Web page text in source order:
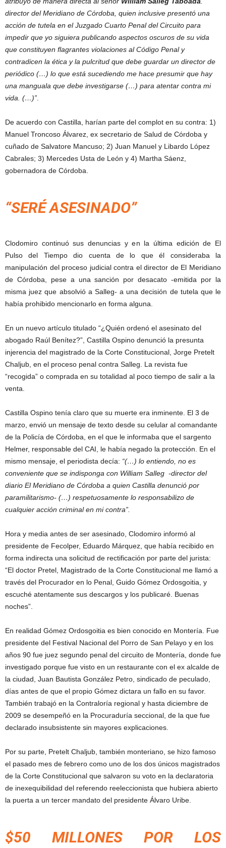
director del Meridiano de Córdoba, quien inclusive presentó una
acción de tutela en el Juzgado Cuarto Penal del Circuito para
impedir que yo siguiera publicando aspectos oscuros de su vida
que constituyen flagrantes violaciones al Código Penal y
contradicen la ética y la pulcritud que debe guardar un director de
periódico (…) lo que está sucediendo me hace presumir que hay
una manguala que debe investigarse (…) para atentar contra mi
vida. (…)”
De acuerdo con Castilla, harían parte del complot en su contra: 1)
Manuel Troncoso Álvarez, ex secretario de Salud de Córdoba y
cuñado de Salvatore Mancuso; 2) Juan Manuel y Libardo López
Cabrales; 3) Mercedes Usta de León y 4) Martha Sáenz,
gobernadora de Córdoba.
“SERÉ ASESINADO”
Clodomiro continuó sus denuncias y en la última edición de El
Pulso del Tiempo dio cuenta de lo que él consideraba la
manipulación del proceso judicial contra el director de El Meridiano
de Córdoba, pese a una sanción por desacato -emitida por la
misma juez que absolvió a Salleg- a una decisión de tutela que le
había prohibido mencionarlo en forma alguna.
En un nuevo artículo titulado “¿Quién ordenó el asesinato del
abogado Raúl Benítez?”, Castilla Ospino denunció la presunta
injerencia del magistrado de la Corte Constitucional, Jorge Pretelt
Chaljub, en el proceso penal contra Salleg. La revista fue
“recogida” o comprada en su totalidad al poco tiempo de salir a la
venta.
Castilla Ospino tenía claro que su muerte era inminente. El 3 de
marzo, envió un mensaje de texto desde su celular al comandante
de la Policía de Córdoba, en el que le informaba que el sargento
Helmer, responsable del CAI, le había negado la protección. En el
mismo mensaje, el periodista decía: “(…) lo entiendo, no es
conveniente que se indisponga con William Salleg -director del
diario El Meridiano de Córdoba a quien Castilla denunció por
paramilitarismo- (…) respetuosamente lo responsabilizo de
cualquier acción criminal en mi contra”.
Hora y media antes de ser asesinado, Clodomiro informó al
presidente de Fecolper, Eduardo Márquez, que había recibido en
forma indirecta una solicitud de rectificación por parte del jurista:
“El doctor Pretel, Magistrado de la Corte Constitucional me llamó a
través del Procurador en lo Penal, Guido Gómez Ordosgoitia, y
escuché atentamente sus descargos y los publicaré. Buenas
noches”.
En realidad Gómez Ordosgoitia es bien conocido en Montería. Fue
presidente del Festival Nacional del Porro de San Pelayo y en los
años 90 fue juez segundo penal del circuito de Montería, donde fue
investigado porque fue visto en un restaurante con el ex alcalde de
la ciudad, Juan Bautista González Petro, sindicado de peculado,
días antes de que el propio Gómez dictara un fallo en su favor.
También trabajó en la Contraloría regional y hasta diciembre de
2009 se desempeñó en la Procuraduría seccional, de la que fue
declarado insubsistente sin mayores explicaciones.
Por su parte, Pretelt Chaljub, también monteriano, se hizo famoso
el pasado mes de febrero como uno de los dos únicos magistrados
de la Corte Constitucional que salvaron su voto en la declaratoria
de inexequibilidad del referendo reeleccionista que hubiera abierto
la puerta a un tercer mandato del presidente Álvaro Uribe.
$50 MILLONES POR LOS